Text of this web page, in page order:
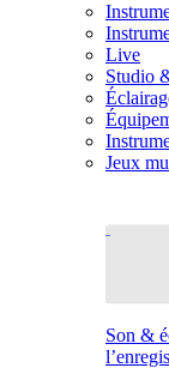
Live
Studio
Jeux
Son &